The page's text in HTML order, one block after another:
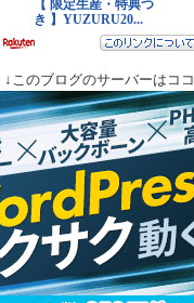
↓このブログのサーバーはココ